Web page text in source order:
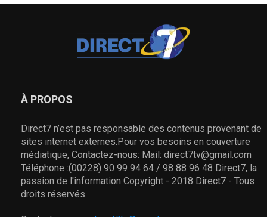
À PROPOS
Direct7 n’est pas responsable des contenus provenant de
sites internet externes.Pour vos besoins en couverture
médiatique, Contactez-nous: Mail: direct7tv@gmail.com
Téléphone :(00228) 90 99 94 64 / 98 88 96 48 Direct7, la
passion de l'information Copyright - 2018 Direct7 - Tous
droits réservés.